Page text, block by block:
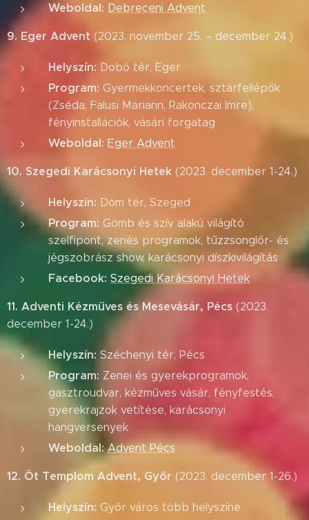
Weboldal: Debreceni Advent
9. Eger Advent (2023. november 25. – december 24.)
Helyszín: Dobó tér, Eger
Program: Gyermekkoncertek, sztárfellépők
(Zséda, Falusi Mariann, Rakonczai Imre),
fényinstallációk, vásári forgatag
Weboldal: Eger Advent
10. Szegedi Karácsonyi Hetek (2023. december 1-24.)
Helyszín: Dóm tér, Szeged
Program: Gömb és szív alakú világító
szelfipont, zenés programok, tűzzsonglőr- és
jégszobrász show, karácsonyi díszkivilágítás
Facebook: Szegedi Karácsonyi Hetek
11. Adventi Kézműves és Mesevásár, Pécs (2023.
december 1-24.)
Helyszín: Széchenyi tér, Pécs
Program: Zenei és gyerekprogramok,
gasztroudvar, kézműves vásár, fényfestés,
gyerekrajzok vetítése, karácsonyi
hangversenyek
Weboldal: Advent Pécs
12. Öt Templom Advent, Győr (2023. december 1-26.)
Helyszín: Győr város több helyszíne